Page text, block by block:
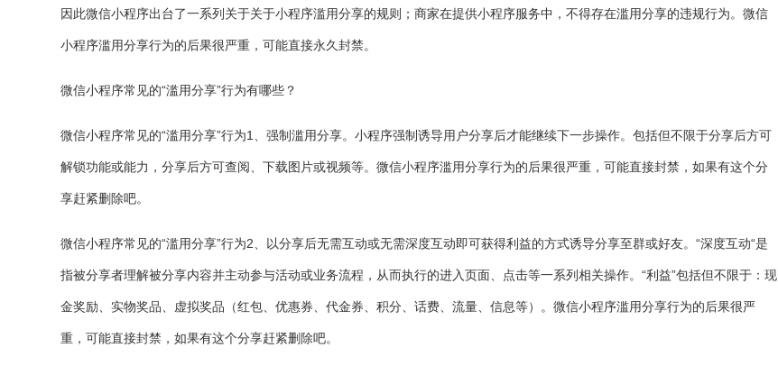
因此微信小程序出台了一系列关于关于小程序滥用分享的规则；商家在提供小程序服务中，不得存在滥用分享的违规行为。微信
小程序滥用分享行为的后果很严重，可能直接永久封禁。
微信小程序常见的“滥用分享”行为有哪些？
微信小程序常见的“滥用分享”行为1、强制滥用分享。小程序强制诱导用户分享后才能继续下一步操作。包括但不限于分享后方可
解锁功能或能力，分享后方可查阅、下载图片或视频等。微信小程序滥用分享行为的后果很严重，可能直接封禁，如果有这个分
享赶紧删除吧。
微信小程序常见的“滥用分享”行为2、以分享后无需互动或无需深度互动即可获得利益的方式诱导分享至群或好友。“深度互动“是
指被分享者理解被分享内容并主动参与活动或业务流程，从而执行的进入页面、点击等一系列相关操作。“利益”包括但不限于：现
金奖励、实物奖品、虚拟奖品（红包、优惠券、代金券、积分、话费、流量、信息等）。微信小程序滥用分享行为的后果很严
重，可能直接封禁，如果有这个分享赶紧删除吧。